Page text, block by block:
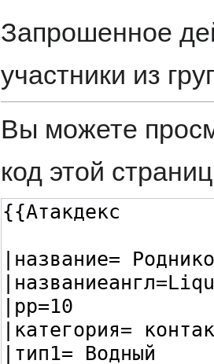
Запрошенное
участники из
Вы можете
код этой